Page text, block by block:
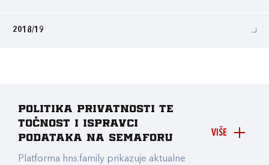
2018/19
VIŠE
Politika privatnosti te
točnost i ispravci
podataka na Semaforu
Platforma hns.family prikazuje aktualne